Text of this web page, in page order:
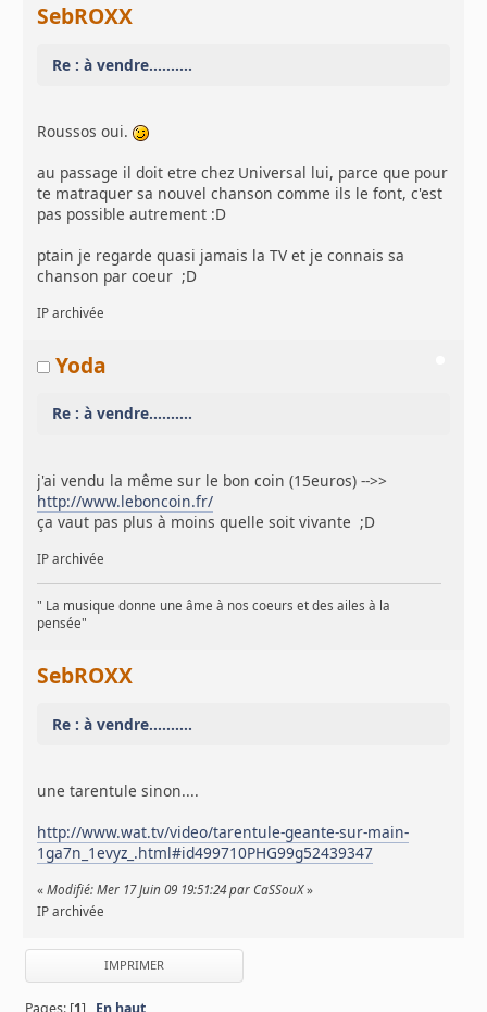
SebROXX
Re : à vendre..........
Roussos oui.
au passage il doit etre chez Universal lui, parce que pour
te matraquer sa nouvel chanson comme ils le font, c'est
pas possible autrement :D
ptain je regarde quasi jamais la TV et je connais sa
chanson par coeur ;D
IP archivée
Yoda
Re : à vendre..........
j'ai vendu la même sur le bon coin (15euros) -->>
http://www.leboncoin.fr/
ça vaut pas plus à moins quelle soit vivante ;D
IP archivée
" La musique donne une âme à nos coeurs et des ailes à la
pensée"
SebROXX
Re : à vendre..........
une tarentule sinon....
http://www.wat.tv/video/tarentule-geante-sur-main-
1ga7n_1evyz_.html#id499710PHG99g52439347
«Modifié: Mer 17 Juin 09 19:51:24 par CaSSouX»
IP archivée
IMPRIMER
Pages: [1] En haut